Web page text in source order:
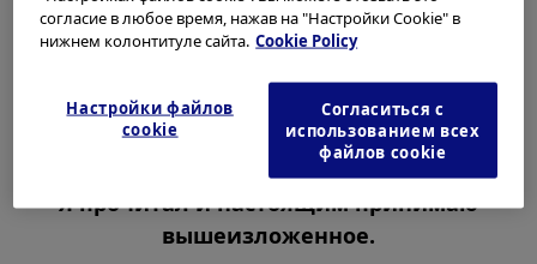
Products & Solutions
Resources
Пожалуйста, выберите вашу страну/регион
Европа, Ближний Восток и Африка
Азиатско-Тихоокеанский регион
Я прочитал и настоящим принимаю
вышеизложенное.
согласие в любое время, нажав на "Настройки Cookie" в
нижнем колонтитуле сайта. Cookie Policy
Настройки файлов
cookie
Согласиться с
использованием всех
файлов cookie